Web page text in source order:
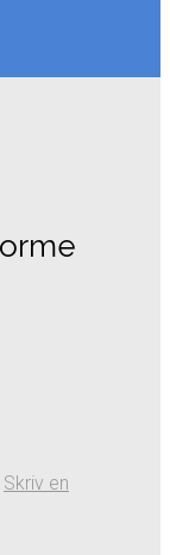
Skriv en